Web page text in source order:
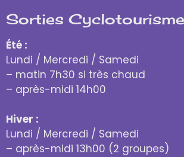
Sorties
Été :
Lundi / Mercredi / Samedi
– matin 7h30 si très chaud
– après-midi 14h00
Hiver :
Lundi / Mercredi / Samedi
– après-midi 13h00 (2 groupes)